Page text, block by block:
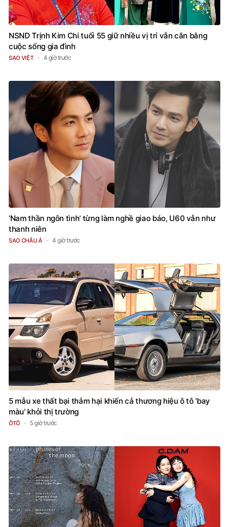
NSND Trịnh Kim Chi tuổi 55 giữ nhiều vị trí vẫn cân bằng
cuộc sống gia đình
SAO VIỆT 4 giờ trước
'Nam thần ngôn tình' từng làm nghề giao báo, U60 vẫn như
thanh niên
SAO CHÂU Á 4 giờ trước
5 mẫu xe thất bại thảm hại khiến cả thương hiệu ô tô 'bay
màu' khỏi thị trường
ÔTÔ 5 giờ trước